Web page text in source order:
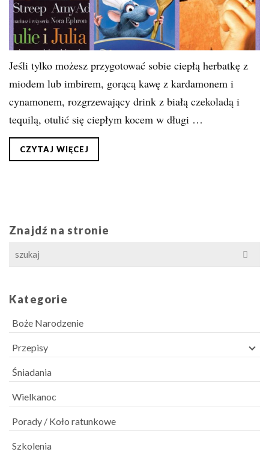
Jeśli tylko możesz przygotować sobie ciepłą herbatkę z
miodem lub imbirem, gorącą kawę z kardamonem i
cynamonem, rozgrzewający drink z białą czekoladą i
tequilą, otulić się ciepłym kocem w długi …
CZYTAJ WIĘCEJ
Znajdź na stronie
Search
for:
Kategorie
Boże Narodzenie
Przepisy
Śniadania
Wielkanoc
Porady / Koło ratunkowe
Szkolenia